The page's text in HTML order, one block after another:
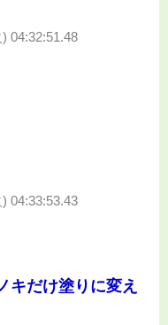
04:32:51.48
04:33:53.43
キだけ塗りに変え